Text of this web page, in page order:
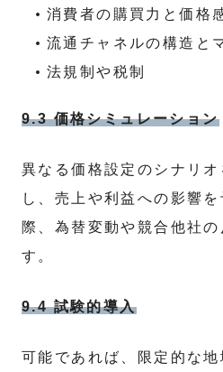
消費者の購買力と価格
流通チャネルの構造と
法規制や税制
9.3 価格シミュレーション
異なる価格設定のシナリ
し、売上や利益への影響
際、為替変動や競合他社
す。
9.4 試験的導入
可能であれば、限定的な